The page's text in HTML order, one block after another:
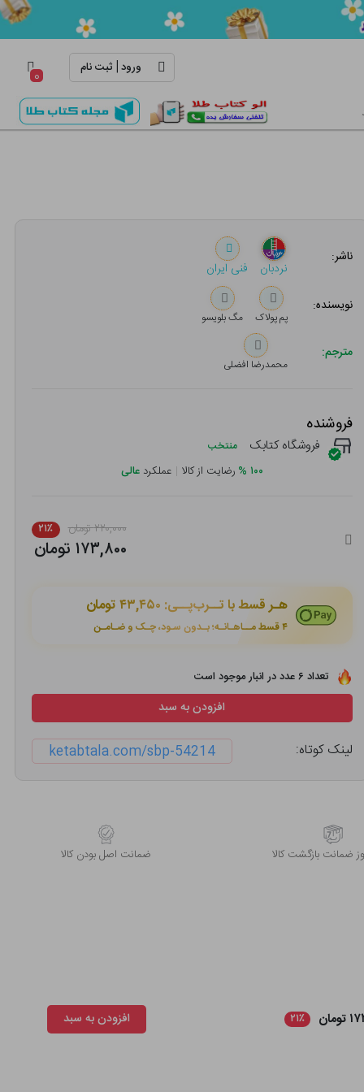
ورود| ثبت نام ۰
ناشر:
نردبان
فنی ایران
نویسنده:
پم پولاک مگ بلویسو
مترجم:
محمدرضا افضلی
فروشنده
فروشگاه کتابک منتخب
۱۰۰ % رضایت از کالا | عملکرد عالی
۲۲۰,۰۰۰ تومان ۲۱٪
۱۷۳,۸۰۰ تومان
هـر قسط با تــرب‌پــی: ۴۳,۴۵۰ تومان
۴ قسط مــاهـانـه؛ بـدون سـود، چـک و ضـامـن
تعداد ۶ عدد در انبار موجود است
افزودن به سبد
لینک کوتاه: ketabtala.com/sbp-54214
ضمانت بازگشت کالا ﺿﻤﺎﻧﺖ اﺻﻞ ﺑﻮدن ﮐﺎﻟﺎ
۲۱٪ افزودن به سبد